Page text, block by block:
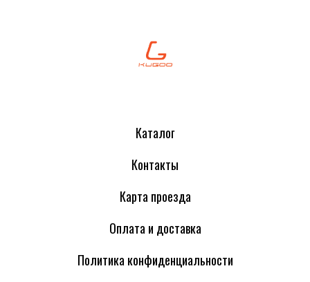
Каталог
Контакты
Карта проезда
Оплата и доставка
Политика конфиденциальности